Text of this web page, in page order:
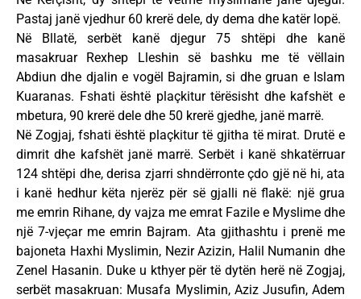
Pastaj janë vjedhur 60 krerë dele, dy dema dhe katër lopë.
Në Bllatë, serbët kanë djegur 75 shtëpi dhe kanë
masakruar Rexhep Lleshin së bashku me të vëllain
Abdiun dhe djalin e vogël Bajramin, si dhe gruan e Islam
Kuaranas. Fshati është plaçkitur tërësisht dhe kafshët e
mbetura, 90 krerë dele dhe 50 krerë gjedhe, janë marrë.
Në Zogjaj, fshati është plaçkitur të gjitha të mirat. Drutë e
dimrit dhe kafshët janë marrë. Serbët i kanë shkatërruar
124 shtëpi dhe, derisa zjarri shndërronte çdo gjë në hi, ata
i kanë hedhur këta njerëz për së gjalli në flakë: një grua
me emrin Rihane, dy vajza me emrat Fazile e Myslime dhe
një 7-vjeçar me emrin Bajram. Ata gjithashtu i prenë me
bajoneta Haxhi Myslimin, Nezir Azizin, Halil Numanin dhe
Zenel Hasanin. Duke u kthyer për të dytën herë në Zogjaj,
serbët masakruan: Musafa Myslimin, Aziz Jusufin, Adem